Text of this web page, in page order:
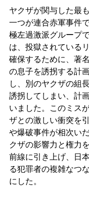
ヤクザが関与した最
一つが連合赤軍事件
極左過激派グループ
は、投獄されている
確保するために、著
の息子を誘拐する計
し、別のヤクザの組
誘拐してしまい、計
いました。このミス
ザとの激しい衝突を
や爆破事件が相次い
クザの影響力と権力
前線に引き上げ、日
る犯罪者の複雑なつ
にした。